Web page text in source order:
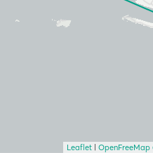
Leaflet OpenFreeMap